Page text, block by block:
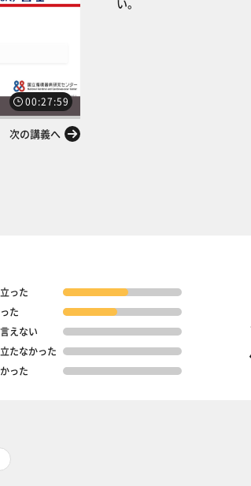
00:27:59
次の講義へ
い。
った
た
えない
たなかった
った